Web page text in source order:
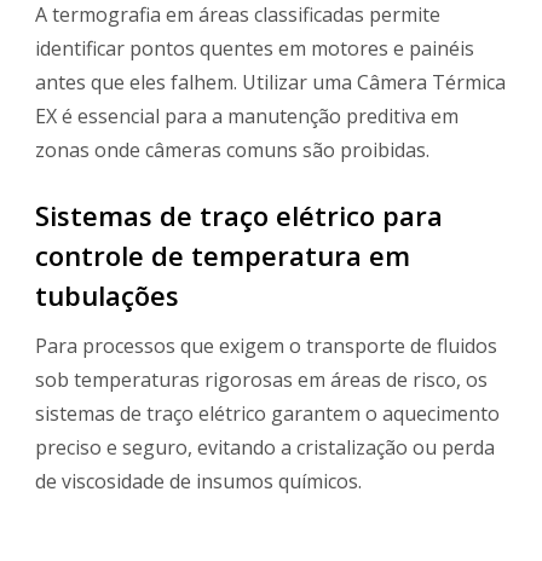
A termografia em áreas classificadas permite
identificar pontos quentes em motores e painéis
antes que eles falhem. Utilizar uma Câmera Térmica
EX é essencial para a manutenção preditiva em
zonas onde câmeras comuns são proibidas.
Sistemas de traço elétrico para
controle de temperatura em
tubulações
Para processos que exigem o transporte de fluidos
sob temperaturas rigorosas em áreas de risco, os
sistemas de traço elétrico garantem o aquecimento
preciso e seguro, evitando a cristalização ou perda
de viscosidade de insumos químicos.